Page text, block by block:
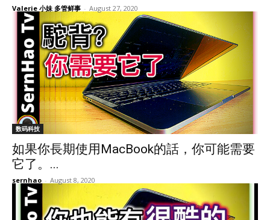
Valerie 小妹 多管鲜事 - August 27, 2020
数码科技
如果你長期使用MacBook的話，你可能需要
它了。...
sernhao - August 8, 2020